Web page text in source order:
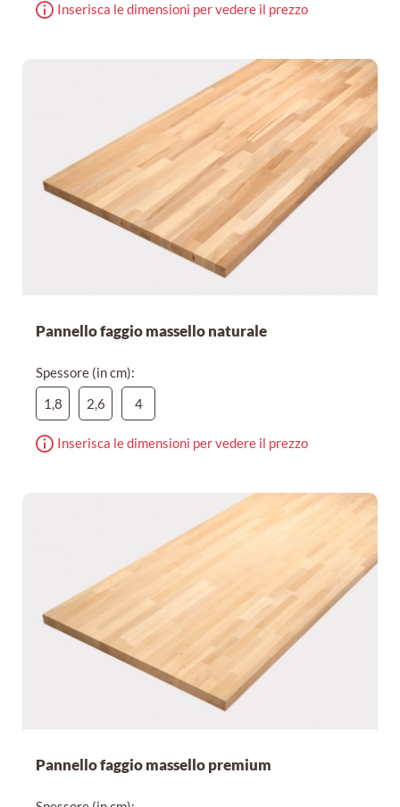
Inserisca le dimensioni per vedere il prezzo
Pannello faggio massello naturale
Spessore (in cm):
1,8
2,6 4
Inserisca le dimensioni per vedere il prezzo
Pannello faggio massello premium